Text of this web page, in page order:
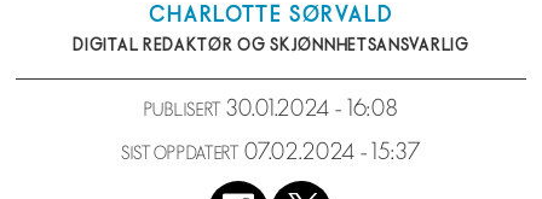
CHARLOTTE SØRVALD
DIGITAL REDAKTØR OG SKJØNNHETSANSVARLIG
PUBLISERT 30.01.2024 - 16:08
SIST OPPDATERT 07.02.2024 - 15:37